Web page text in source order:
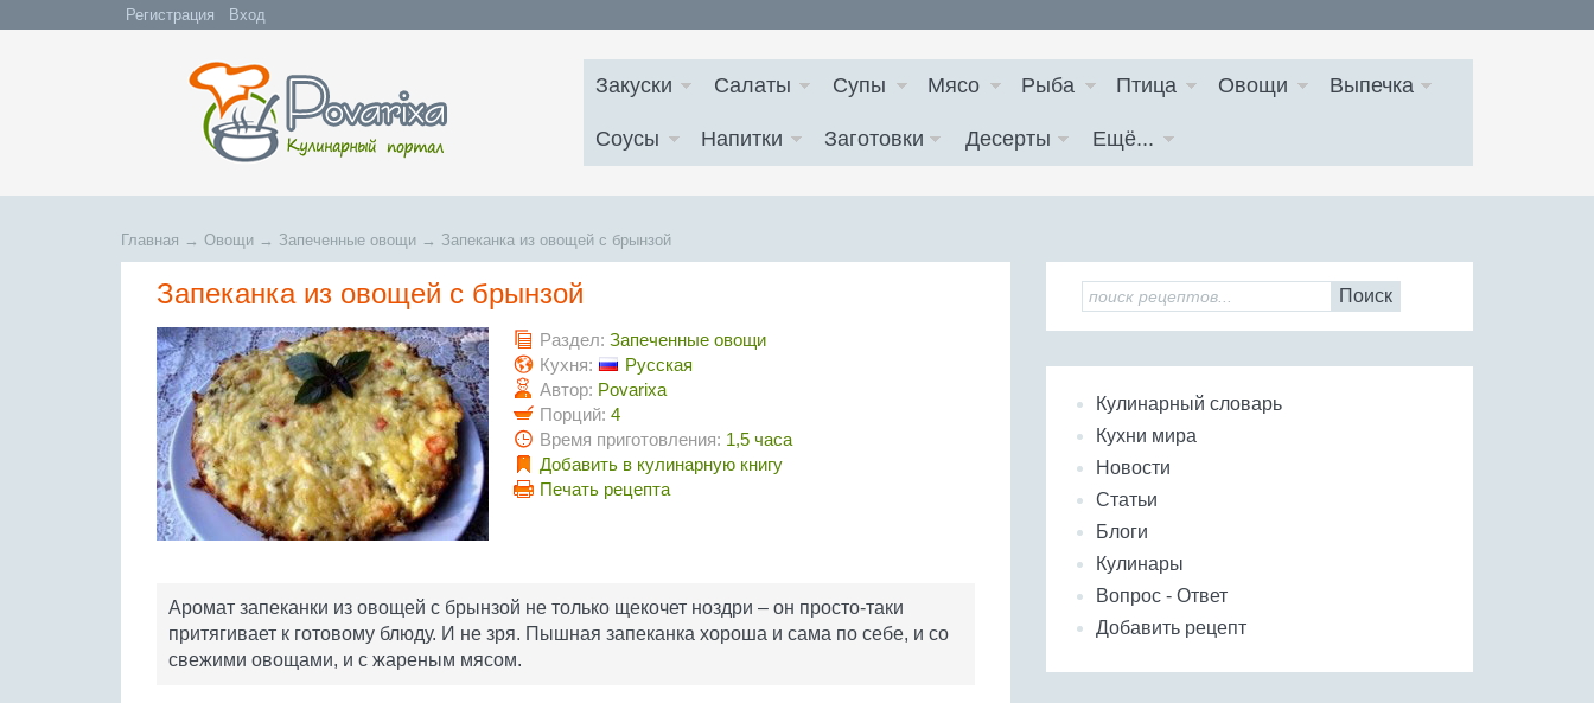
Регистрация Вход
Закуски Салаты Супы Мясо Рыба Птица Овощи Выпечка
Соусы Напитки Заготовки Десерты Ещё...
Главная → Овощи → Запеченные овощи → Запеканка из овощей с брынзой
Запеканка из овощей с брынзой
Раздел: Запеченные овощи
Кухня:
Русская
Автор: Povarixa
Порций: 4
Время приготовления: 1,5 часа
Добавить в кулинарную книгу
Печать рецепта
Аромат запеканки из овощей с брынзой не только щекочет ноздри – он просто-таки
притягивает к готовому блюду. И не зря. Пышная запеканка хороша и сама по себе, и со
свежими овощами, и с жареным мясом.
Поиск
Кулинарный словарь
Кухни мира
Новости
Статьи
Блоги
Кулинары
Вопрос - Ответ
Добавить рецепт